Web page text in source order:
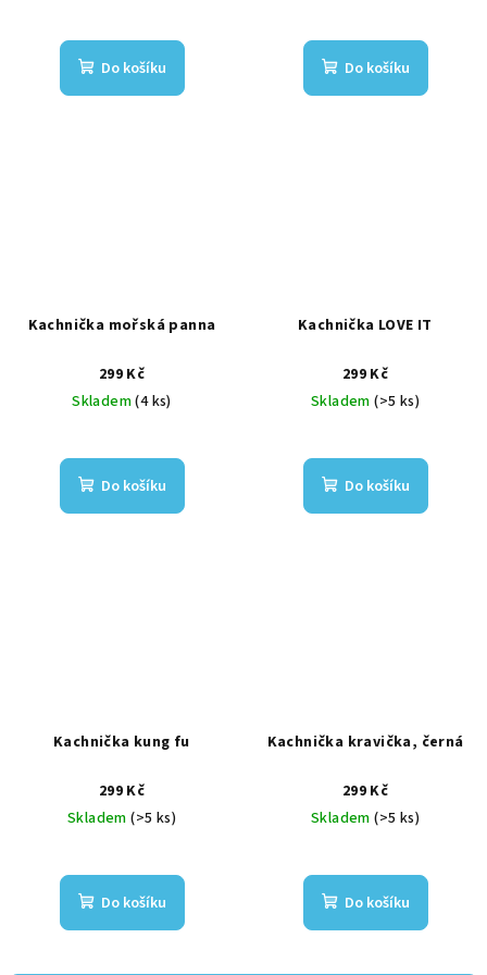
Do košíku Do košíku
Kachnička mořská panna
299 Kč
Skladem(4 ks)
Do košíku
Kachnička LOVE IT
299 Kč
Skladem(>5 ks)
Do košíku
Kachnička kung fu
299 Kč
Skladem(>5 ks)
Do košíku
Kachnička kravička, černá
299 Kč
Skladem(>5 ks)
Do košíku